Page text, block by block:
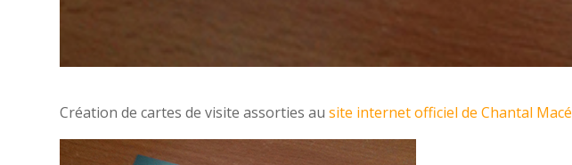
Création de cartes de visite assorties ausite internet officiel de Chantal Macé